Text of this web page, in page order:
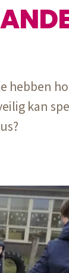
hebben
kan